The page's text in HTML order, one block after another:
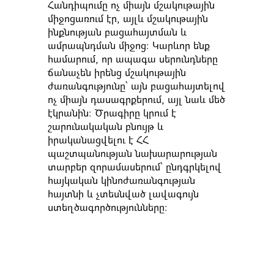
Հանդիպումը ոչ միայն մշակութային
միջոցառում էր, այլև մշակութային
ինքնության բացահայտման և
ամրապնդման միջոց: Կարևոր ենք
համարում, որ ապագա սերունդները
ճանաչեն իրենց մշակութային
ժառանգությունը՝ այն բացահայտելով
ոչ միայն դասագրքերում, այլ նաև մեծ
էկրանին։ Ծրագիրը կրում է
շարունակական բնույթ և
իրականացվելու է ՀՀ
պաշտպանության նախարարության
տարբեր զորամասերում՝ ընդգրկելով
հայկական կինոժառանգության
հայտնի և չտեսնված լավագույն
ստեղծագործությունները։